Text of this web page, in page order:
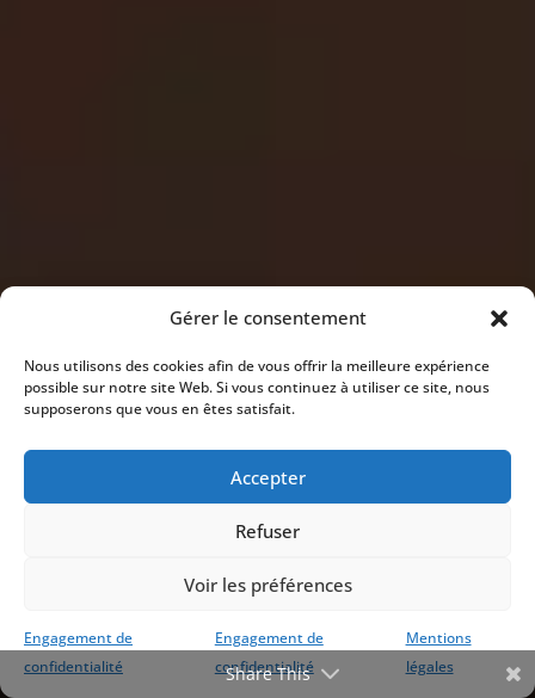
Gérer le consentement
Nous utilisons des cookies afin de vous offrir la meilleure expérience
possible sur notre site Web. Si vous continuez à utiliser ce site, nous
supposerons que vous en êtes satisfait.
Accepter
Refuser
Voir les préférences
Engagement de
confidentialité
Engagement de
confidentialité
Mentions
légales
Share This